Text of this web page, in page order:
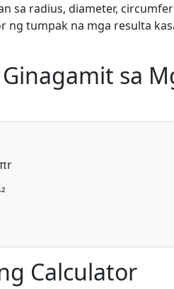
sa radius, diameter,
ng tumpak na mga resulta
sa
Calculator